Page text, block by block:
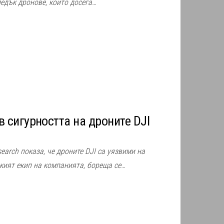
дронове, които досега…
сигурността на дроните DJI
показа, че дроните DJI са уязвими на
екип на компанията, бореща се…